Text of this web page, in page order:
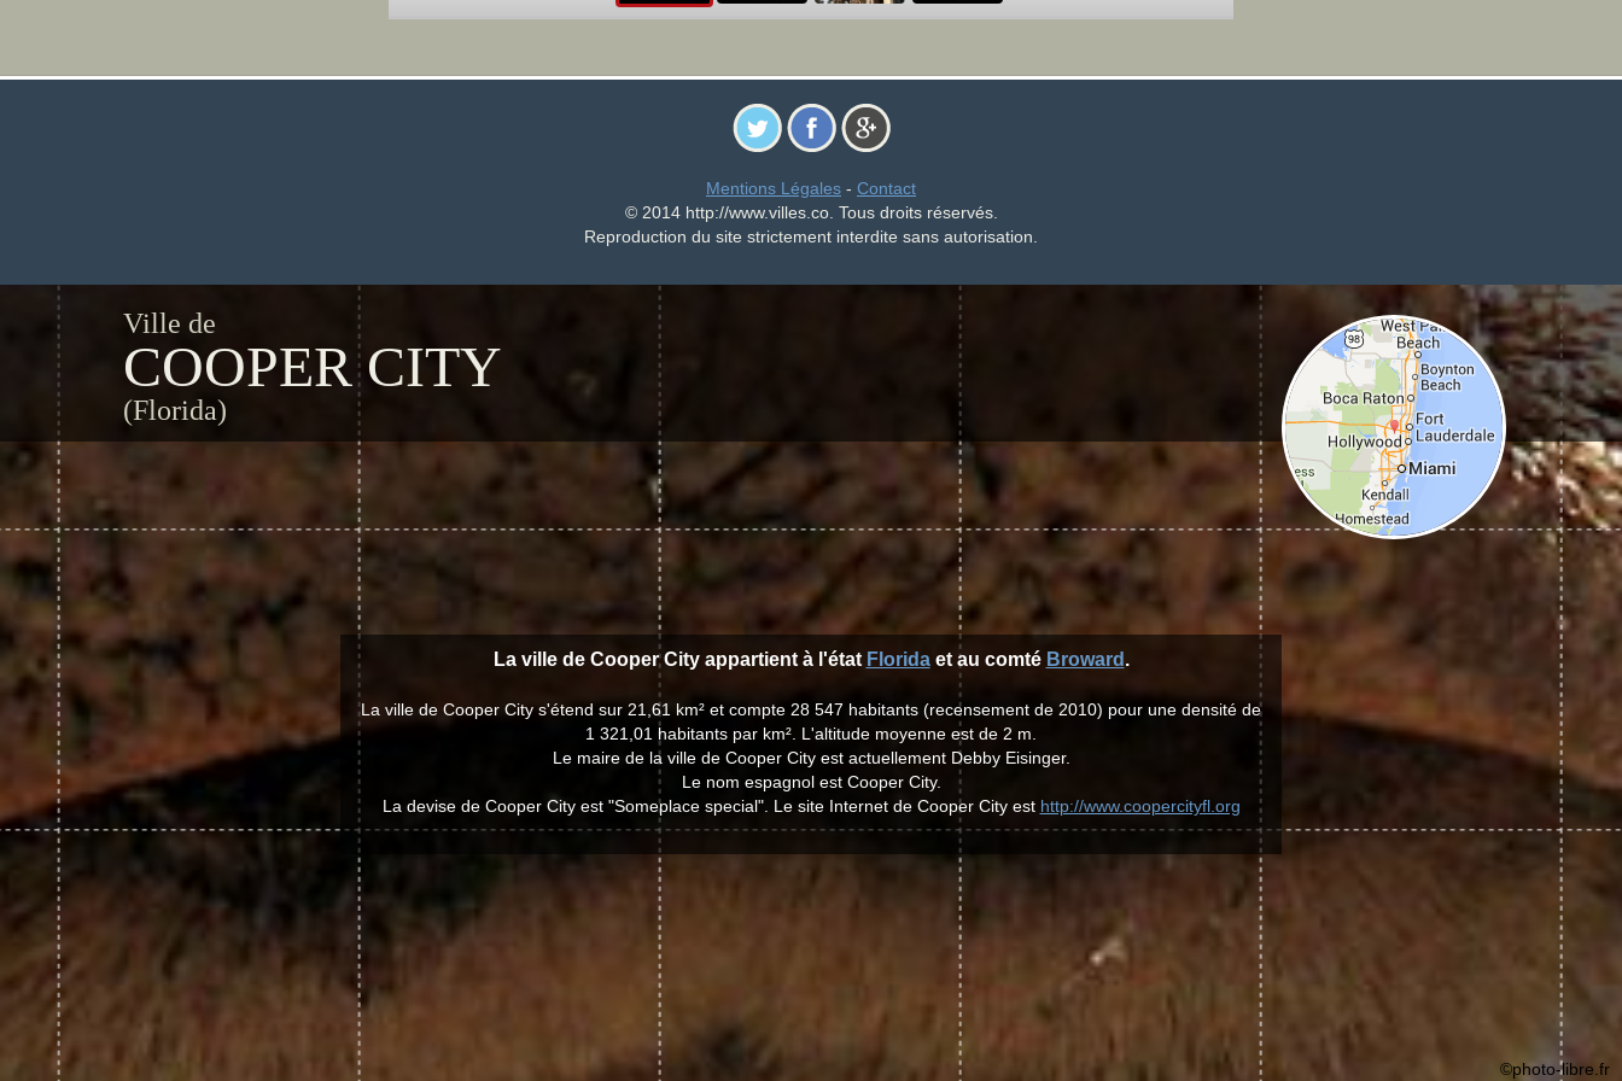
Mentions Légales - Contact
© 2014 http://www.villes.co. Tous droits réservés.
Reproduction du site strictement interdite sans autorisation.
Ville de
COOPER CITY
(Florida)
La ville de Cooper City appartient à l'état Floridaet au comté Broward .
La ville de Cooper City s'étend sur 21,61 km² et compte 28 547 habitants (recensement de 2010) pour une densité de
1 321,01 habitants par km². L'altitude moyenne est de 2 m.
Le maire de la ville de Cooper City est actuellement Debby Eisinger.
Le nom espagnol est Cooper City.
La devise de Cooper City est "Someplace special". Le site Internet de Cooper City est http://www.coopercityfl.org
©photo-libre.fr